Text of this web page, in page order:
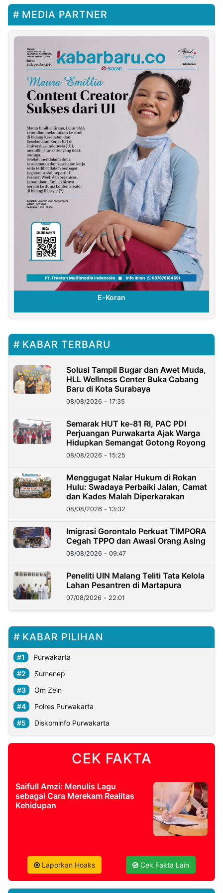
MEDIA PARTNER
E-Koran
KABAR TERBARU
Solusi Tampil Bugar dan Awet Muda,
HLL Wellness Center Buka Cabang
Baru di Kota Surabaya
08/08/2026 - 17:35
Semarak HUT ke-81 RI, PAC PDI
Perjuangan Purwakarta Ajak Warga
Hidupkan Semangat Gotong Royong
08/08/2026 - 15:25
Menggugat Nalar Hukum di Rokan
Hulu: Swadaya Perbaiki Jalan, Camat
dan Kades Malah Diperkarakan
08/08/2026 - 13:32
Imigrasi Gorontalo Perkuat TIMPORA
Cegah TPPO dan Awasi Orang Asing
08/08/2026 - 09:47
Peneliti UIN Malang Teliti Tata Kelola
Lahan Pesantren di Martapura
07/08/2026 - 22:01
KABAR PILIHAN
Purwakarta
Sumenep
Om Zein
Polres Purwakarta
Diskominfo Purwakarta
CEK FAKTA
Saifull Amzi: Menulis Lagu
sebagai Cara Merekam Realitas
Kehidupan
Laporkan Hoaks Cek Fakta Lain